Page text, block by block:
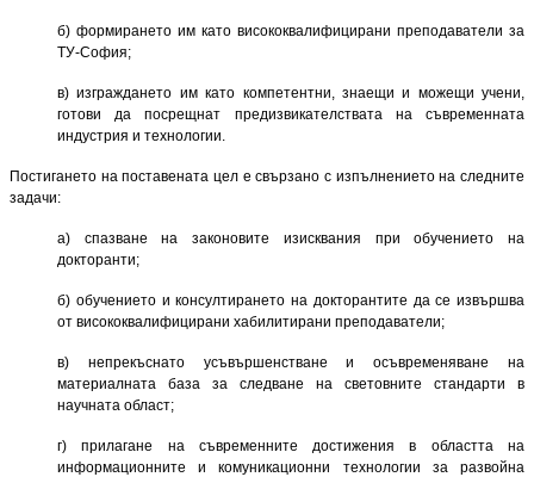
б) формирането им като висококвалифицирани преподаватели за
ТУ-София;
в) изграждането им като компетентни, знаещи и можещи учени,
готови да посрещнат предизвикател­ствата на съвременната
индустрия и технологии.
Постигането на поставената цел е свързано с изпълнението на следните
задачи:
а) спазване на законовите изисквания при обучението на
докторанти;
б) обучението и консултирането на докторантите да се извършва
от високо­квали­фицирани хабилити­рани преподаватели;
в) непрекъснато усъвършенстване и осъвременяване на
материалната база за следване на световните стандарти в
научната област;
г) прилагане на съвременните достижения в областта на
информационните и комуникационни техно­логии за развойна